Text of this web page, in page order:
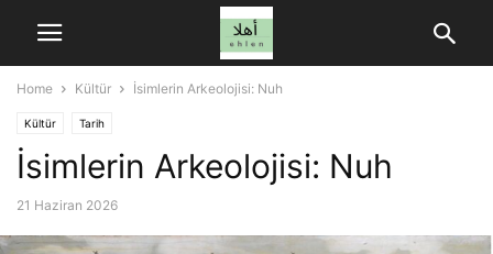
Home Kültür İsimlerin Arkeolojisi: Nuh
Kültür Tarih
İsimlerin Arkeolojisi: Nuh
21 Haziran 2026